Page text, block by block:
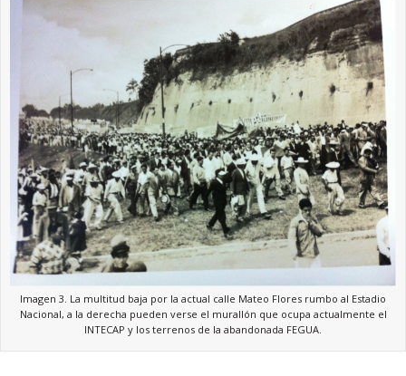
Imagen 3. La multitud baja por la actual calle Mateo Flores rumbo al Estadio
Nacional, a la derecha pueden verse el murallón que ocupa actualmente el
INTECAP y los terrenos de la abandonada FEGUA.